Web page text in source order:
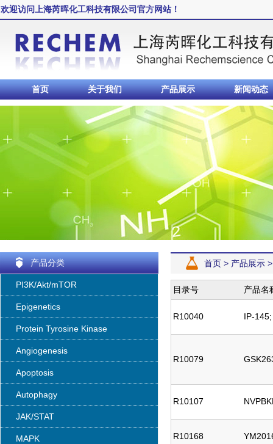
欢迎访问上海芮晖化工科技有限公司官方网站！
首页 关于我们 产品展示 新闻动态
产品分类
PI3K/Akt/mTOR
Epigenetics
Protein Tyrosine Kinase
Angiogenesis
Apoptosis
Autophagy
JAK/STAT
MAPK
首页 > 产品展示
目录号 产品名
R10040 IP-
R10079
R10107
R10168